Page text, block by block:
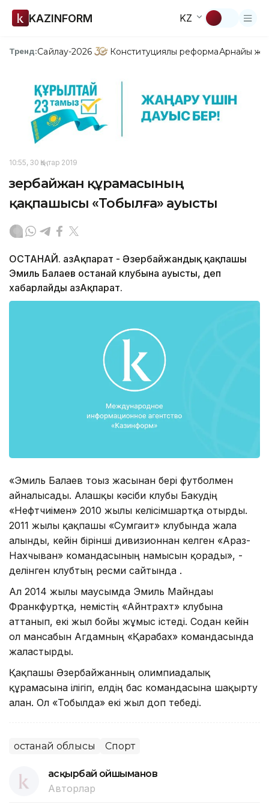
KAZINFORM KZ
Тренд:Сайлау-2026 Конституциялық реформаАрнайы
10:55, 30 Қаңтар 2019
Әзербайжан құрамасының
қақпашысы «Тобылға» ауысты
ҚОСТАНАЙ. ҚазАқпарат - Әзербайжандық қақпашы
Эмиль Балаев Қостанай клубына ауысты, деп
хабарлайды ҚазАқпарат.
«Эмиль Балаев тоғыз жасынан бері футболмен
айналысады. Алғашқы кәсіби клубы Бакудің
«Нефтчиімен» 2010 жылы келісімшартқа отырды.
2011 жылы қақпашы «Сумгаит» клубында жалға
алынды, кейін бірінші дивизионнан келген «Араз-
Нахчыван» командасының намысын қорғады», -
делінген клубтың ресми сайтында .
Ал 2014 жылғы маусымда Эмиль Майндағы
Франкфуртқа, немістің «Айнтрахт» клубына
аттанып, екі жыл бойы жұмыс істеді. Содан кейін
ол мансабын Агдамның «Қарабах» командасында
жалғастырды.
Қақпашы Әзербайжанның олимпиадалық
құрамасына ілігіп, елдің бас командасына шақырту
алған. Ол «Тобылда» екі жыл доп тебеді.
Қостанай облысы Спорт
Қасқырбай Қойшыманов
Авторлар